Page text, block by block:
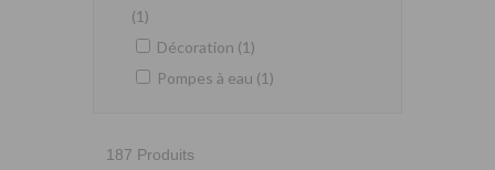
(1)
Décoration (1)
Pompes à eau (1)
187 Produits